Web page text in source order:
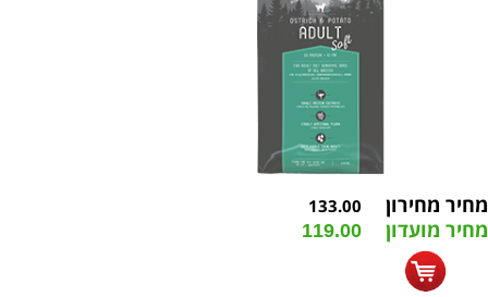
מחיר מחירון 133.00
מחיר מועדון 119.00